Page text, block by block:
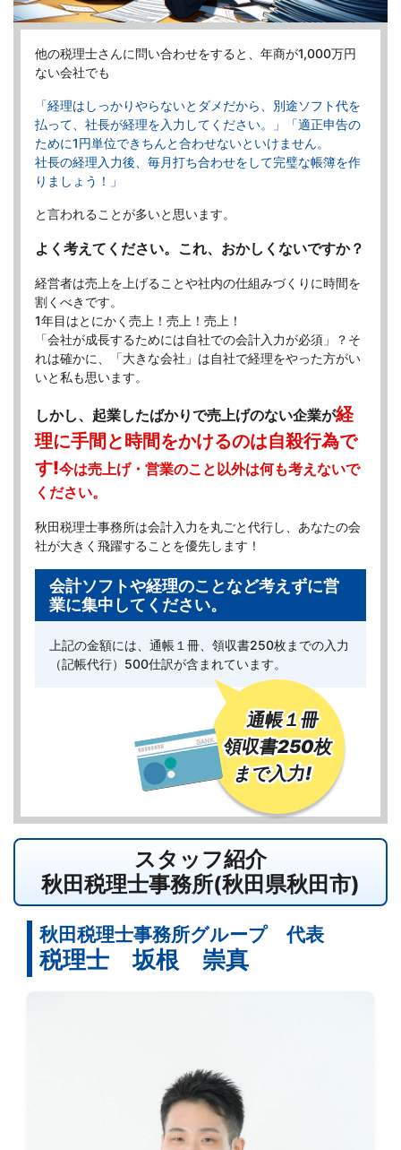
他の税理士さんに問い合わせをすると、年商が1,000万円
ない会社でも
「経理はしっかりやらないとダメだから、別途ソフト代を
払って、 社長が経理を入力してください。」
「適正申告の
ために1円単位できちんと合わせないといけません。
社長の経理入力後、毎月打ち合わせをして完璧な帳簿を作
りましょう！」
と言われることが多いと思います。
よく考えてください。これ、おかしくないですか？
経営者は売上を上げることや社内の仕組みづくりに時間を
割くべきです。
1年目はとにかく売上！売上！売上！
「会社が成長するためには自社での会計入力が必須」？そ
れは確かに、「大きな会社」は自社で経理をやった方がい
いと私も思います。
しかし、起業したばかりで売上げのない企業が経
理に手間と時間をかけるのは自殺行為で
す!今は売上げ・営業のこと以外は何も考えないで
ください。
秋田税理士事務所は会計入力を丸ごと代行し、 あなたの会
社が大きく飛躍することを優先します！
会計ソフトや経理のことなど考えずに営
業に集中してください。
上記の金額には、 通帳１冊、領収書250枚までの入力
（記帳代行）500仕訳が含まれています。
通帳１冊
領収書250枚
まで入力!
スタッフ紹介
秋田税理士事務所(秋田県秋田市)
秋田税理士事務所グループ 代表
税理士 坂根 崇真